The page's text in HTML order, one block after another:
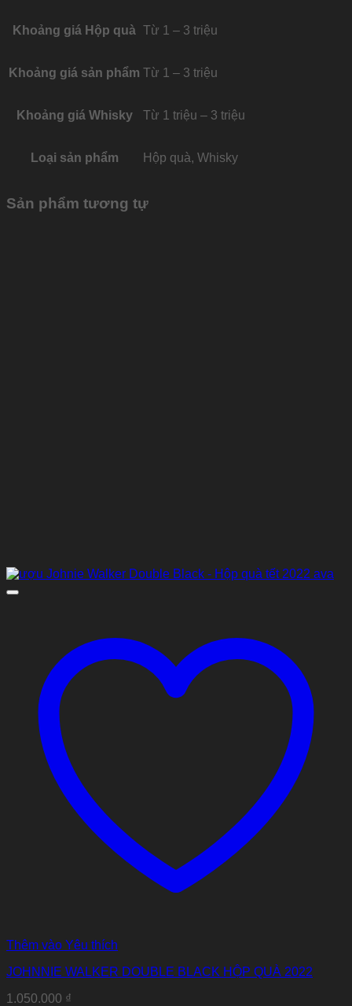
Khoảng giá Hộp quà Từ 1 – 3 triệu
Khoảng giá sản phẩm Từ 1 – 3 triệu
Khoảng giá Whisky Từ 1 triệu – 3 triệu
Loại sản phẩm Hộp quà, Whisky
Sản phẩm tương tự
Thêm vào Yêu thích
JOHNNIE WALKER DOUBLE BLACK HỘP QUÀ 2022
1.050.000 ₫